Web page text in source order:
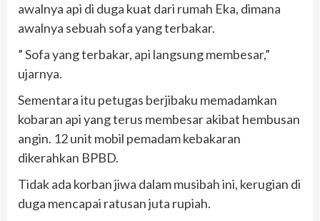
awalnya api di duga kuat dari rumah Eka, dimana
awalnya sebuah sofa yang terbakar.
” Sofa yang terbakar, api langsung membesar,”
ujarnya.
Sementara itu petugas berjibaku memadamkan
kobaran api yang terus membesar akibat hembusan
angin. 12 unit mobil pemadam kebakaran
dikerahkan BPBD.
Tidak ada korban jiwa dalam musibah ini, kerugian di
duga mencapai ratusan juta rupiah.